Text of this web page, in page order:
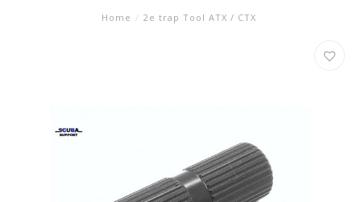
Home / 2e trap Tool ATX / CTX